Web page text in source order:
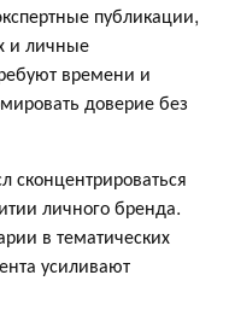
публикации,
и личные
времени и
доверие без
сконцентрироваться
личного бренда.
в тематических
усиливают